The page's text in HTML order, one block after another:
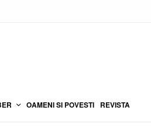
OAMENI SI POVESTI REVISTA